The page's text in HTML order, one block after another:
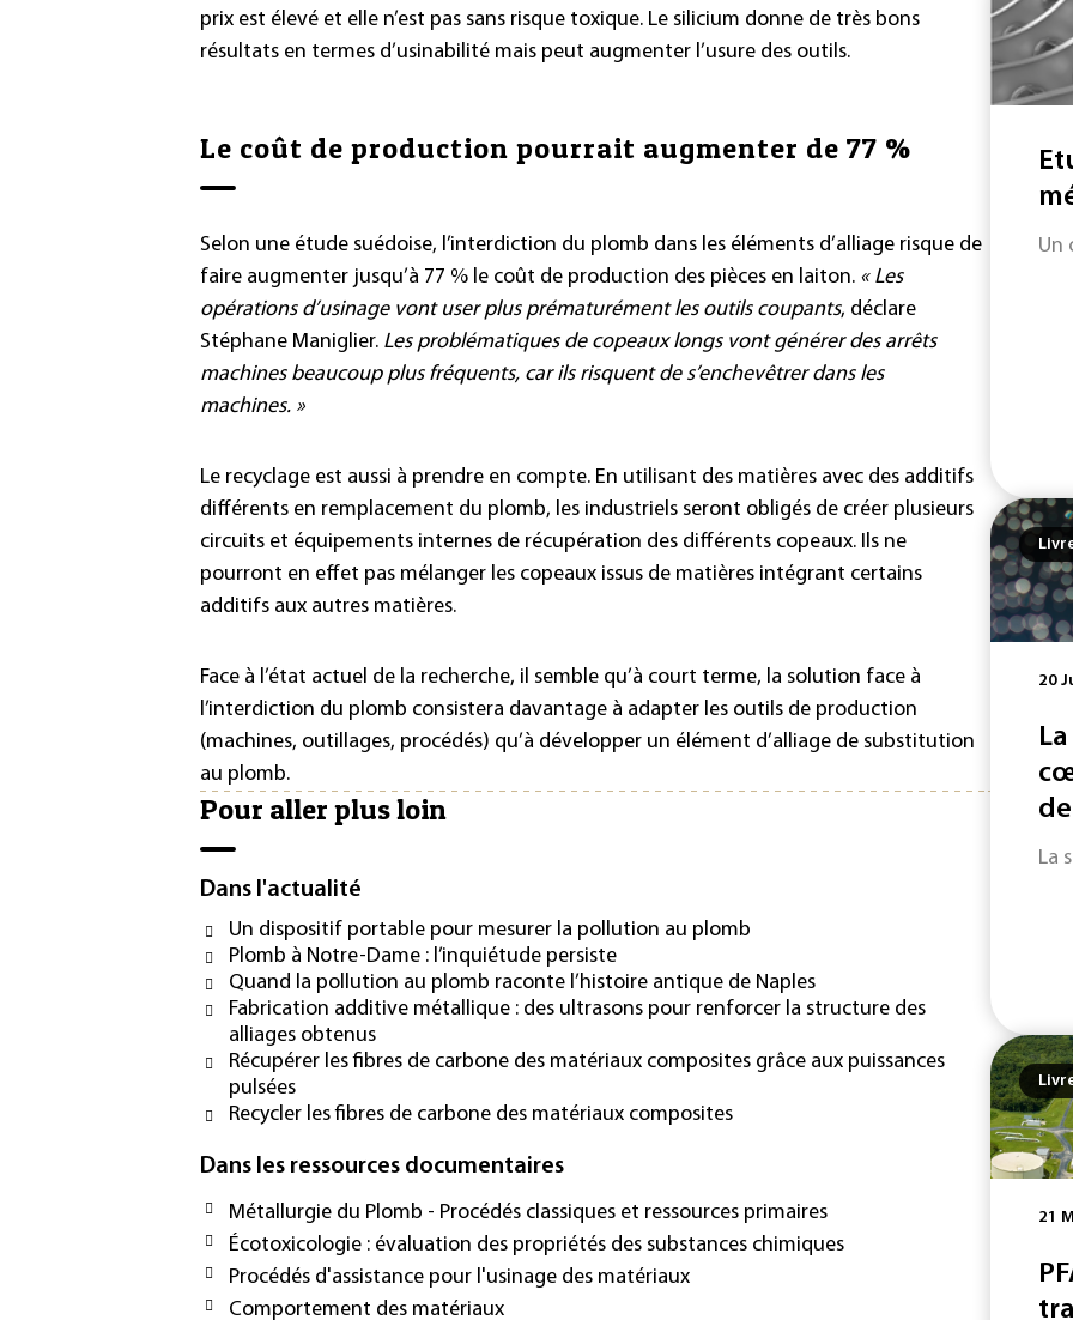
prix est élevé et elle n’est pas sans risque toxique. Le silicium donne de très bons
résultats en termes d’usinabilité mais peut augmenter l’usure des outils.
Le coût de production pourrait augmenter de 77 %
Selon une étude suédoise, l’interdiction du plomb dans les éléments d’alliage risque de
faire augmenter jusqu’à 77 % le coût de production des pièces en laiton. « Les
opérations d’usinage vont user plus prématurément les outils coupants, déclare
Stéphane Maniglier. Les problématiques de copeaux longs vont générer des arrêts
machines beaucoup plus fréquents, car ils risquent de s’enchevêtrer dans les
machines. »
Le recyclage est aussi à prendre en compte. En utilisant des matières avec des additifs
différents en remplacement du plomb, les industriels seront obligés de créer plusieurs
circuits et équipements internes de récupération des différents copeaux. Ils ne
pourront en effet pas mélanger les copeaux issus de matières intégrant certains
additifs aux autres matières.
Face à l’état actuel de la recherche, il semble qu’à court terme, la solution face à
l’interdiction du plomb consistera davantage à adapter les outils de production
(machines, outillages, procédés) qu’à développer un élément d’alliage de substitution
au plomb.
Pour aller plus loin
Dans l'actualité
Un dispositif portable pour mesurer la pollution au plomb
Plomb à Notre-Dame : l’inquiétude persiste
Quand la pollution au plomb raconte l’histoire antique de Naples
Fabrication additive métallique : des ultrasons pour renforcer la structure des
alliages obtenus
Récupérer les fibres de carbone des matériaux composites grâce aux puissances
pulsées
Recycler les fibres de carbone des matériaux composites
Dans les ressources documentaires
Métallurgie du Plomb - Procédés classiques et ressources primaires
Écotoxicologie : évaluation des propriétés des substances chimiques
Procédés d'assistance pour l'usinage des matériaux
Comportement des matériaux
Un
20
La
21